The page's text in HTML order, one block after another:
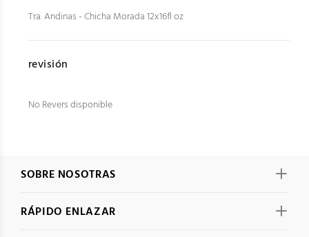
Tra. Andinas - Chicha Morada 12x16fl oz
revisión
No Revers disponible
SOBRE NOSOTRAS
RÁPIDO ENLAZAR